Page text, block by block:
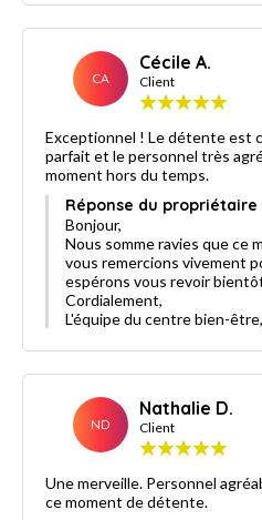
CA
Cécile A.
Client
Exceptionnel ! Le détente est
parfait et le personnel très agréable. Merci
moment hors du temps.
Réponse du propriétaire
Bonjour,
Nous somme ravies que ce
vous remercions vivement
espérons vous revoir
Cordialement,
L'équipe du centre bien-
ND
Nathalie D.
Client
Une merveille. Personnel
ce moment de détente.